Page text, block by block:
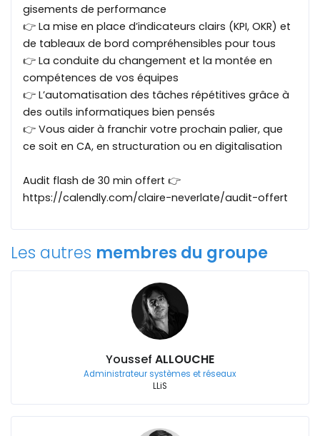
gisements de performance
👉 La mise en place d’indicateurs clairs (KPI, OKR) et
de tableaux de bord compréhensibles pour tous
👉 La conduite du changement et la montée en
compétences de vos équipes
👉 L’automatisation des tâches répétitives grâce à
des outils informatiques bien pensés
👉 Vous aider à franchir votre prochain palier, que
ce soit en CA, en structuration ou en digitalisation
Audit flash de 30 min offert 👉
https://calendly.com/claire-neverlate/audit-offert
Les autres membres du groupe
Youssef ALLOUCHE
Administrateur systèmes et réseaux
LLiS